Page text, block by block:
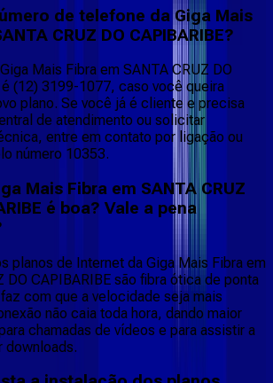
de telefone da Giga Mais
CRUZ DO CAPIBARIBE?
Mais Fibra em SANTA CRUZ DO
é (12) 3199-1077, caso você queira
plano. Se você já é cliente e precisa
de atendimento ou solicitar
entre em contato por ligação ou
número 10353.
Mais Fibra em SANTA CRUZ
é boa? Vale a pena
planos de Internet da Giga Mais Fibra em
DO CAPIBARIBE são fibra ótica de ponta
com que a velocidade seja mais
não caia toda hora, dando maior
chamadas de vídeos e para assistir a
downloads.